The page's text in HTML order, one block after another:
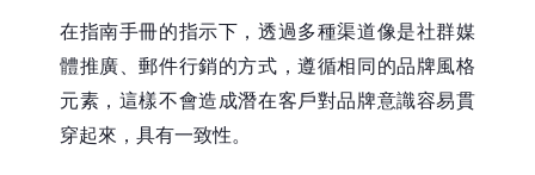
在指南手冊的指示下，透過多種渠道像是社群媒
體推廣、郵件行銷的方式，遵循相同的品牌風格
元素，這樣不會造成潛在客戶對品牌意識容易貫
穿起來，具有一致性。